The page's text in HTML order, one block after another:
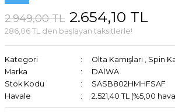
2.949,00 TL 2.654,10 TL
286,06 TL den başlayan taksitlerle!
Kategori Olta Kamışları , Spin
Marka
DAİWA
Stok Kodu
SASB802HMHFSAF
Havale
2.521,40 TL (%5,00